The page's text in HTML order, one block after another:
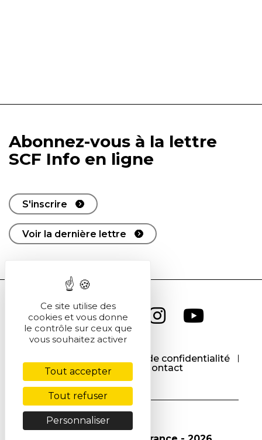
Abonnez-vous à la lettre
SCF Info en ligne
S'inscrire
Voir la dernière lettre
Politique de confidentialité
Cookies
Contact
Ce site utilise des
cookies et vous donne
le contrôle sur ceux que
vous souhaitez activer
Tout accepter
Tout refuser
Personnaliser